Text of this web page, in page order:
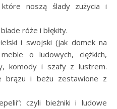
noszą ślady zużycia i
róże i błękity.
i swojski (jak domek na
o ludowych, ciężkich,
komody i szafy z lustrem.
brązu i beżu zestawione z
czyli bieżniki i ludowe